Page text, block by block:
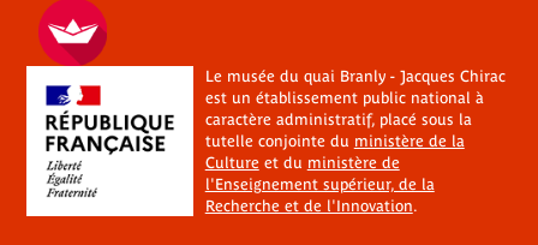
Le musée du quai Branly - Jacques Chirac
est un établissement public national à
caractère administratif, placé sous la
tutelle conjointe du ministère de la
Cultureet du ministère de
l'Enseignement supérieur, de la
Recherche et de l'Innovation.